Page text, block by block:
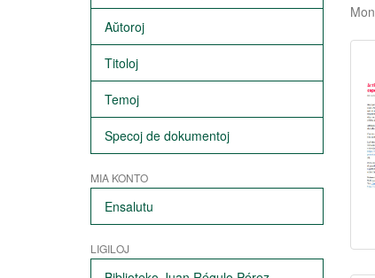
Aŭtoroj
Titoloj
Temoj
Specoj de dokumentoj
MIA KONTO
Ensalutu
LIGILOJ